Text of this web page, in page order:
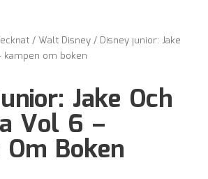
/Walt Disney/ Disney junior: Jake
om boken
Jake Och
Vol 6 –
Boken